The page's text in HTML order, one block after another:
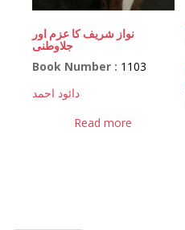
نواز شریف کا عزم اور
جلاوطنی
Book Number : 1103
دائود احمد
Read more